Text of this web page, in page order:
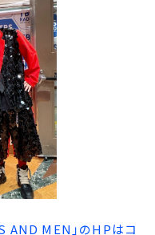
AND MEN」のHPはコ